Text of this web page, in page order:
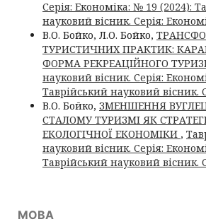
Серія: Економіка: № 19 (2024):
науковий вісник. Серія:
В.О. Бойко, Л.О. Бойко,
ТУРИСТИЧНИХ ПРАКТИК:
ФОРМА РЕКРЕАЦІЙНОГО
науковий вісник. Серія:
Таврійський науковий вісник.
В.О. Бойко, ЗМЕНШЕННЯ
СТАЛОМУ ТУРИЗМІ ЯК
ЕКОЛОГІЧНОЇ ЕКОНОМІКИ ,
науковий вісник. Серія:
Таврійський науковий вісник.
МОВА